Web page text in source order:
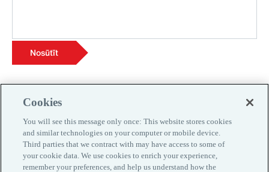
Nosūtīt
Cookies
You will see this message only once: This website stores cookies
and similar technologies on your computer or mobile device.
Third parties that we contract with may have access to some of
your cookie data. We use cookies to enrich your experience,
remember your preferences, and help us understand how the